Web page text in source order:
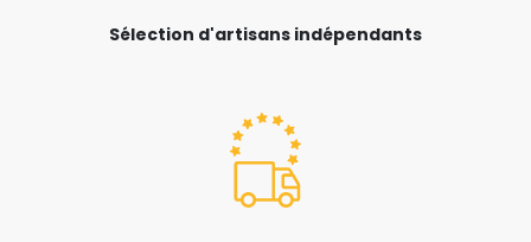
Sélection d'artisans indépendants